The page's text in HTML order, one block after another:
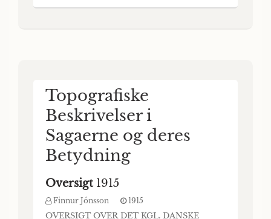
Topografiske
Beskrivelser i
Sagaerne og deres
Betydning
Oversigt 1915
Finnur Jónsson 1915
OVERSIGT OVER DET KGL. DANSKE